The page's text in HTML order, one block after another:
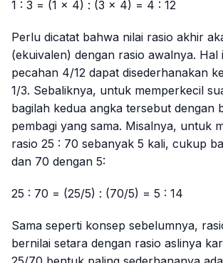
1 : 3 = (1 × 4) : (3 × 4) = 4 : 12
Perlu dicatat bahwa nilai rasio akhir
(ekuivalen) dengan rasio awalnya. Hal
pecahan 4/12 dapat disederhanakan
1/3. Sebaliknya, untuk memperkecil
bagilah kedua angka tersebut dengan
pembagi yang sama. Misalnya, untuk
rasio 25 : 70 sebanyak 5 kali, cukup
dan 70 dengan 5:
25 : 70 = (25/5) : (70/5) = 5 : 14
Sama seperti konsep sebelumnya,
bernilai setara dengan rasio aslinya